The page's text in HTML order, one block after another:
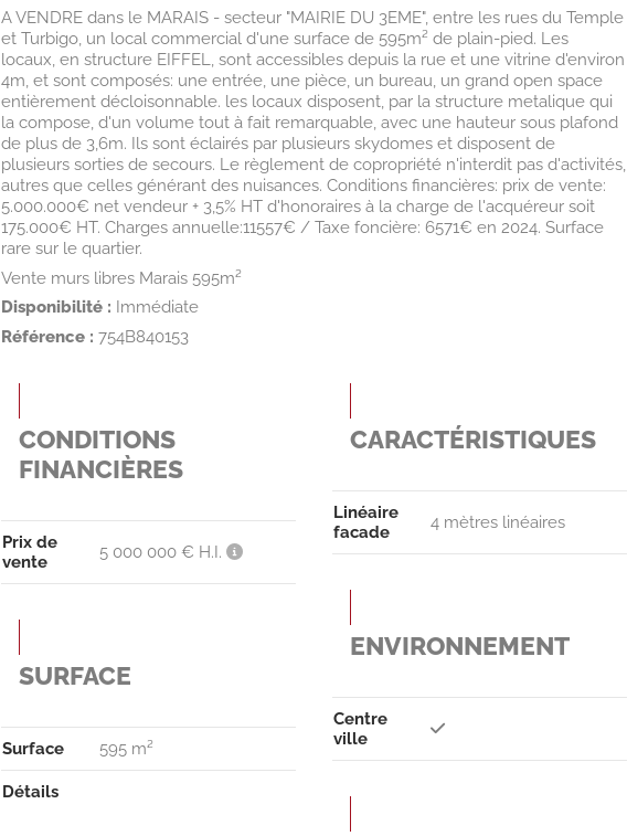
A VENDRE dans le MARAIS - secteur "MAIRIE DU 3EME", entre les rues du Temple
et Turbigo, un local commercial d'une surface de 595m² de plain-pied. Les
locaux, en structure EIFFEL, sont accessibles depuis la rue et une vitrine d'environ
4m, et sont composés: une entrée, une pièce, un bureau, un grand open space
entièrement décloisonnable. les locaux disposent, par la structure metalique qui
la compose, d'un volume tout à fait remarquable, avec une hauteur sous plafond
de plus de 3,6m. Ils sont éclairés par plusieurs skydomes et disposent de
plusieurs sorties de secours. Le règlement de copropriété n'interdit pas d'activités,
autres que celles générant des nuisances. Conditions financières: prix de vente:
5.000.000€ net vendeur + 3,5% HT d'honoraires à la charge de l'acquéreur soit
175.000€ HT. Charges annuelle:11557€ / Taxe foncière: 6571€ en 2024. Surface
rare sur le quartier.
Vente murs libres Marais 595m²
Disponibilité : Immédiate
Référence : 754B840153
CONDITIONS
FINANCIÈRES
Prix de
vente
5 000 000 € H.I.
SURFACE
Surface 595 m²
Détails
CARACTÉRISTIQUES
Linéaire
facade
4 mètres linéaires
ENVIRONNEMENT
Centre
ville